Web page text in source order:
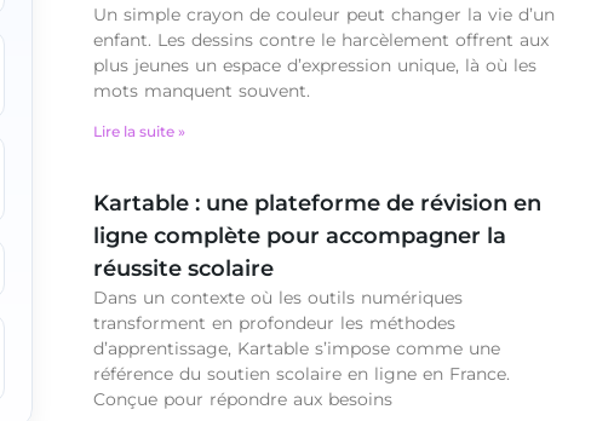
Un simple crayon de couleur peut changer la vie d’un
enfant. Les dessins contre le harcèlement offrent aux
plus jeunes un espace d’expression unique, là où les
mots manquent souvent.
Lire la suite »
Kartable : une plateforme de révision en
ligne complète pour accompagner la
réussite scolaire
Dans un contexte où les outils numériques
transforment en profondeur les méthodes
d’apprentissage, Kartable s’impose comme une
référence du soutien scolaire en ligne en France.
Conçue pour répondre aux besoins